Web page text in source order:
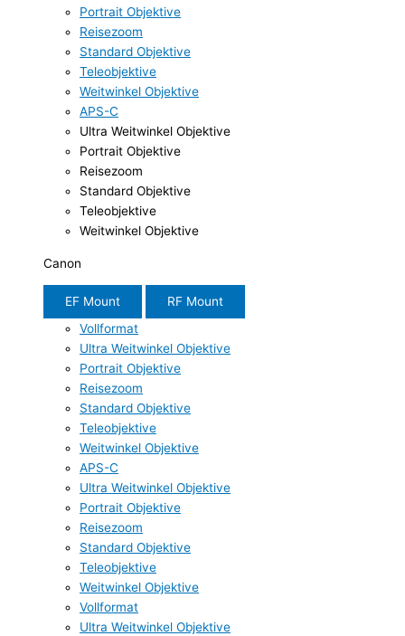
Portrait Objektive
Reisezoom
Standard Objektive
Teleobjektive
Weitwinkel Objektive
APS-C
Ultra Weitwinkel Objektive
Portrait Objektive
Reisezoom
Standard Objektive
Teleobjektive
Weitwinkel Objektive
Canon
EF Mount
RF Mount
Vollformat
Ultra Weitwinkel Objektive
Portrait Objektive
Reisezoom
Standard Objektive
Teleobjektive
Weitwinkel Objektive
APS-C
Ultra Weitwinkel Objektive
Portrait Objektive
Reisezoom
Standard Objektive
Teleobjektive
Weitwinkel Objektive
Vollformat
Ultra Weitwinkel Objektive